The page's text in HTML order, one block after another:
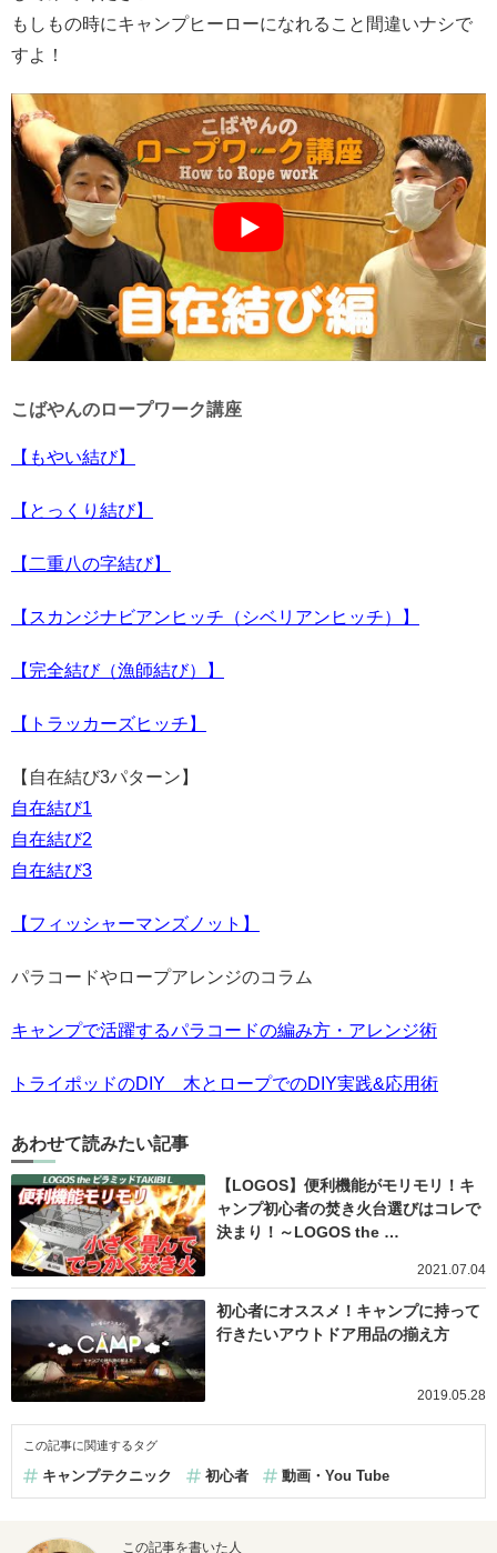
もしもの時にキャンプヒーローになれること間違いナシで
すよ！
こばやんのロープワーク講座
【もやい結び】
【とっくり結び】
【二重八の字結び】
【スカンジナビアンヒッチ（シベリアンヒッチ）】
【完全結び（漁師結び）】
【トラッカーズヒッチ】
【自在結び3パターン】
自在結び1
自在結び2
自在結び3
【フィッシャーマンズノット】
パラコードやロープアレンジのコラム
キャンプで活躍するパラコードの編み方・アレンジ術
トライポッドのDIY 木とロープでのDIY実践&応用術
あわせて読みたい記事
【LOGOS】便利機能がモリモリ！キ
ャンプ初心者の焚き火台選びはコレで
決まり！～LOGOS the …
2021.07.04
初心者にオススメ！キャンプに持って
行きたいアウトドア用品の揃え方
2019.05.28
この記事に関連するタグ
キャンプテクニック 初心者 動画・You Tube
この記事を書いた人